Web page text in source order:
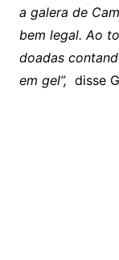
a galera de
bem legal. Ao
doadas
em gel”, disse